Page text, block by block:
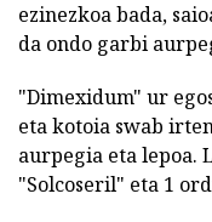
ezinezkoa bada,
da ondo garbi
"Dimexidum" ur
eta kotoia swab
aurpegia eta lepoa.
"Solcoseril" eta 1